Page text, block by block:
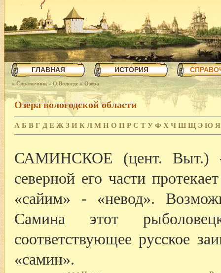
ГЛАВНАЯ ИСТОРИЯ
» Справочник » О Вологде » Озера
Озера вологодской области
А Б В Г Д Е Ж З И К Л М Н О П Р С Т У Ф Х Ч Ш Щ Э Ю Я
САМИНСКОЕ (цент. Выт.)
северной его части
«сайим» - «невод».
Самина этот
соответствующее русское
«самин».